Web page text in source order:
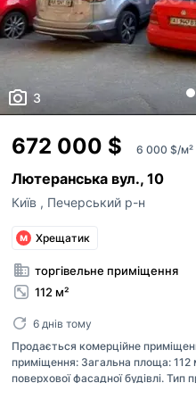
3
672 000 $ 6 000 $/м²
Лютеранська вул., 10
Київ , Печерський р-н
Хрещатик
торгівельне приміщення
112 м²
6 днів тому
Продається комерційне
приміщення: Загальна площа:
поверхової фасадної будівлі.